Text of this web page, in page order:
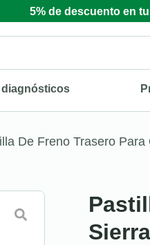
5% de descuento en
diagnósticos
De Freno Trasero